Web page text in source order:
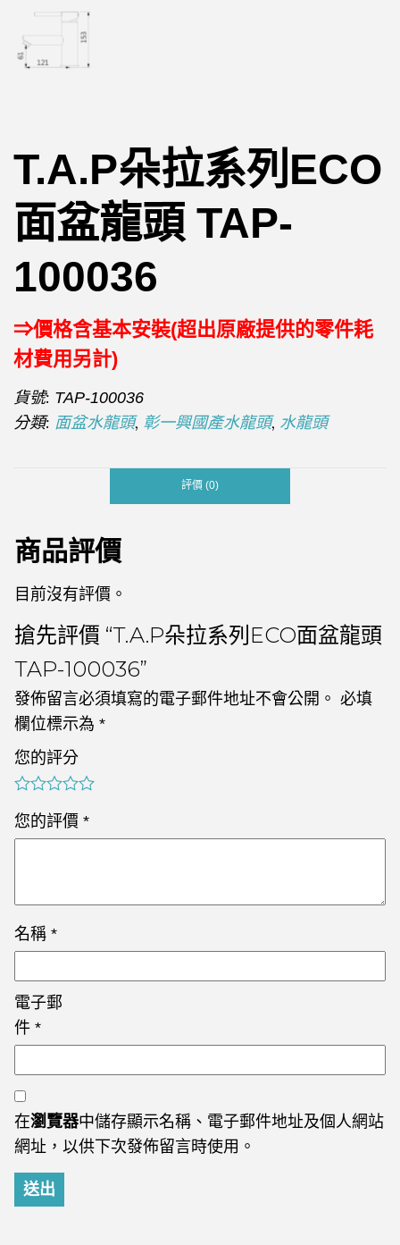
T.A.P朵拉系列ECO
面盆龍頭 TAP-
100036
⇒價格含基本安裝(超出原廠提供的零件耗
材費用另計)
貨號: TAP-100036
分類: 面盆水龍頭, 彰一興國產水龍頭, 水龍頭
評價 (0)
商品評價
目前沒有評價。
搶先評價 “T.A.P朵拉系列ECO面盆龍頭
TAP-100036”
發佈留言必須填寫的電子郵件地址不會公開。 必填
欄位標示為 *
您的評分
您的評價 *
名稱 *
電子郵
件 *
在瀏覽器中儲存顯示名稱、電子郵件地址及個人網站
網址，以供下次發佈留言時使用。